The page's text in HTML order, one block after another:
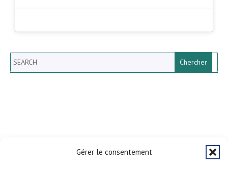
Gérer le consentement
Search